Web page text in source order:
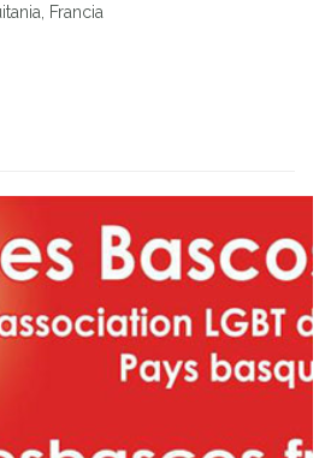
Francia